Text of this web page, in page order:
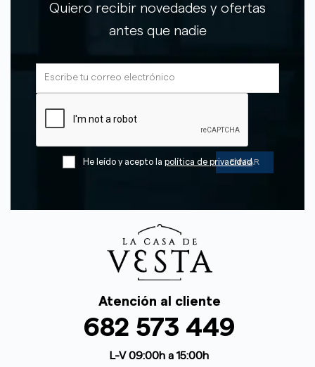
Quiero recibir novedades y ofertas
antes que nadie
He leído y acepto la política de privacidad
Atención al cliente
682 573 449
L-V 09:00h a 15:00h